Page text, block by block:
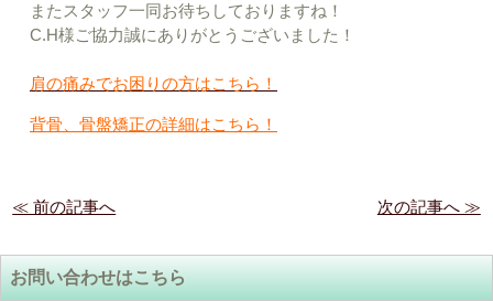
またスタッフ一同お待ちしておりますね！
C.H様ご協力誠にありがとうございました！
肩の痛みでお困りの方はこちら！
背骨、骨盤矯正の詳細はこちら！
≪ 前の記事へ 次の記事へ ≫
お問い合わせはこちら